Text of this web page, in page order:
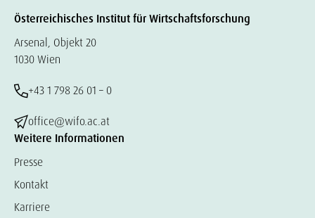
Österreichisches Institut für Wirtschaftsforschung
Arsenal, Objekt 20
1030 Wien
+43 1 798 26 01 – 0
office@wifo.ac.at
Weitere Informationen
Presse
Kontakt
Karriere